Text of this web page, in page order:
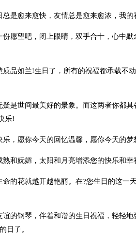
是愈来愈快，友情总是愈来愈浓，我的
愿望吧，闭上眼睛，双手合十，心中
品如兰!生日了，所有的祝福都承载不
是世间最美好的景象。而这两者你都具
乐!
乐，愿你今天的回忆温馨，愿你今天的
和妩媚，太阳和月亮增添您的快乐和幸
的花就越开越艳丽。在?您生日的这一
的钢琴，伴着和谐的生日祝福，轻轻
日子。